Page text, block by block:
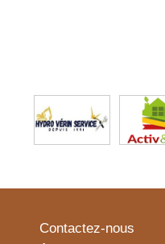
Contactez-nous